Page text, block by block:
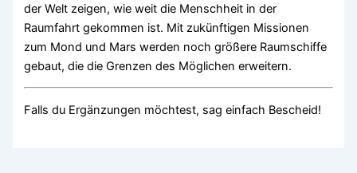
der Welt zeigen, wie weit die Menschheit in der
Raumfahrt gekommen ist. Mit zukünftigen Missionen
zum Mond und Mars werden noch größere Raumschiffe
gebaut, die die Grenzen des Möglichen erweitern.
Falls du Ergänzungen möchtest, sag einfach Bescheid!